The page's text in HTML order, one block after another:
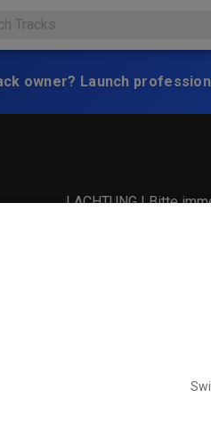
owner? Launch
! ACHTUNG ! Bitte